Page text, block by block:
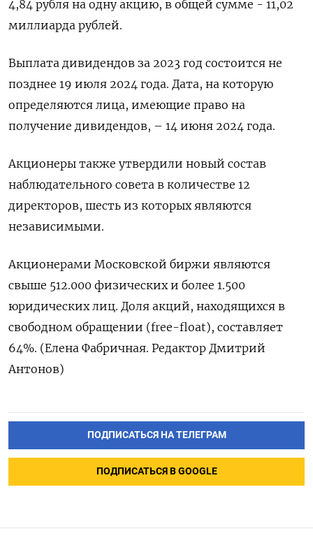
4,84 рубля на одну акцию, в общей сумме - 11,02
миллиарда рублей.
Выплата дивидендов за 2023 год состоится не
позднее 19 июля 2024 года. Дата, на которую
определяются лица, имеющие право на
получение дивидендов, – 14 июня 2024 года.
Акционеры также утвердили новый состав
наблюдательного совета в количестве 12
директоров, шесть из которых являются
независимыми.
Акционерами Московской биржи являются
свыше 512.000 физических и более 1.500
юридических лиц. Доля акций, находящихся в
свободном обращении (free-float), составляет
64%. (Елена Фабричная. Редактор Дмитрий
Антонов)
ПОДПИСАТЬСЯ НА ТЕЛЕГРАМ
ПОДПИСАТЬСЯ В GOOGLE